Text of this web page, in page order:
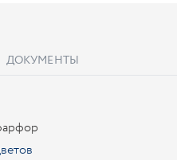
ДОКУМЕНТЫ